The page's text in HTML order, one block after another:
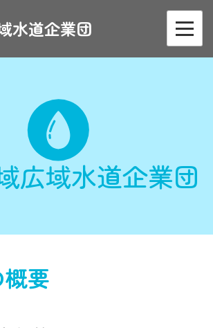
水道企業団
広域水道企業団
要